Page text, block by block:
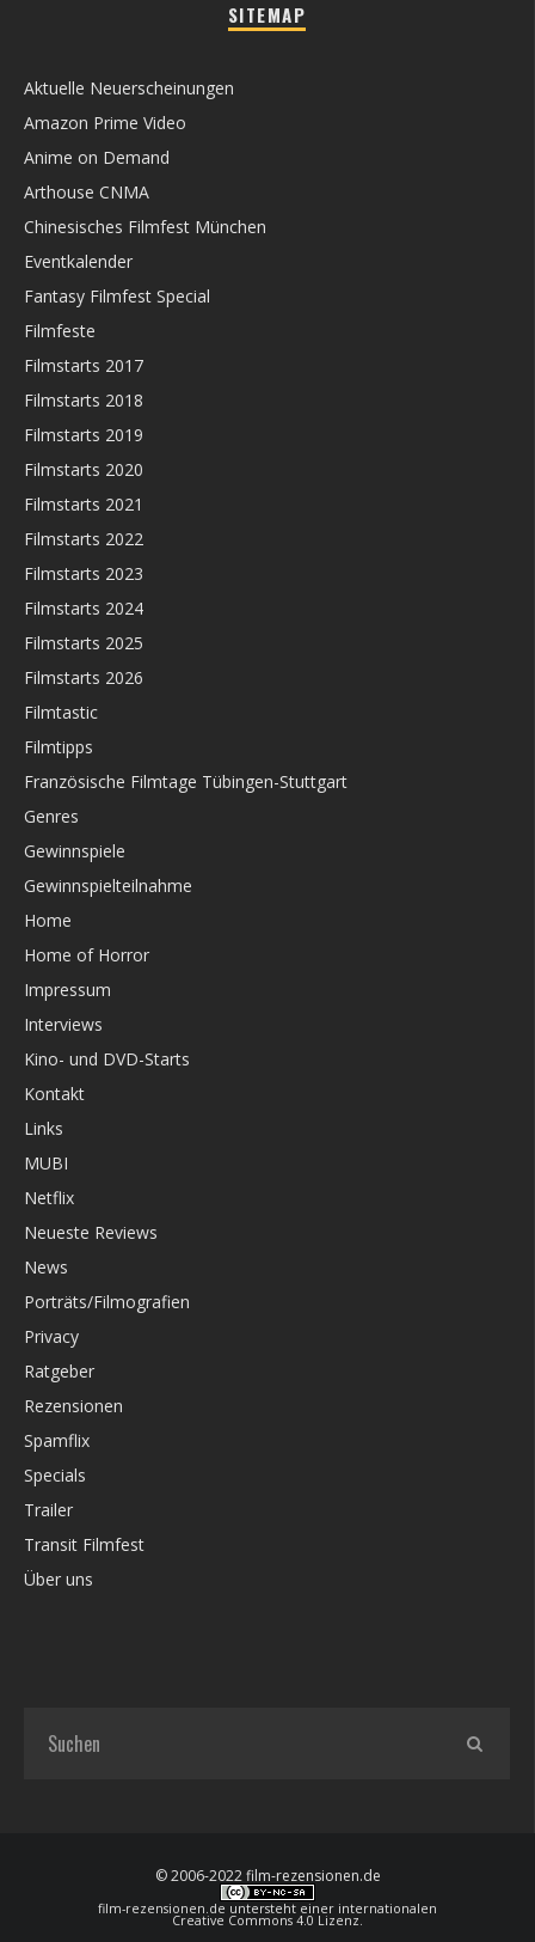
SITEMAP
Aktuelle Neuerscheinungen
Amazon Prime Video
Anime on Demand
Arthouse CNMA
Chinesisches Filmfest München
Eventkalender
Fantasy Filmfest Special
Filmfeste
Filmstarts 2017
Filmstarts 2018
Filmstarts 2019
Filmstarts 2020
Filmstarts 2021
Filmstarts 2022
Filmstarts 2023
Filmstarts 2024
Filmstarts 2025
Filmstarts 2026
Filmtastic
Filmtipps
Französische Filmtage Tübingen-Stuttgart
Genres
Gewinnspiele
Gewinnspielteilnahme
Home
Home of Horror
Impressum
Interviews
Kino- und DVD-Starts
Kontakt
Links
MUBI
Netflix
Neueste Reviews
News
Porträts/Filmografien
Privacy
Ratgeber
Rezensionen
Spamflix
Specials
Trailer
Transit Filmfest
Über uns
© 2006-2022 film-rezensionen.de
film-rezensionen.de untersteht einer internationalen
Creative Commons 4.0 Lizenz.